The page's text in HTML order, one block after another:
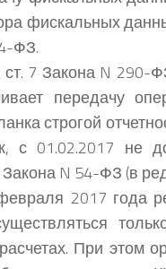
фискальных
ФЗ.
ст. 7 Закона N 290-
передачу
строгой
с 01.02.2017 не
Закона N 54-ФЗ (в
2017 года
При этом